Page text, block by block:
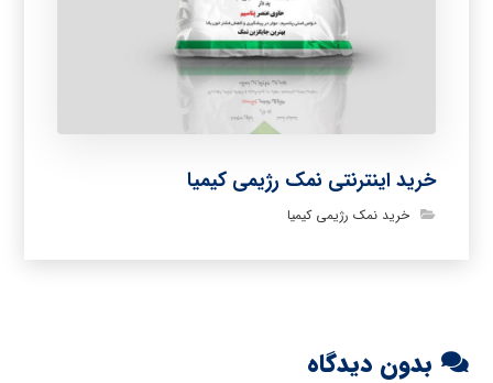
خرید اینترنتی نمک رژیمی کیمیا
خرید نمک رژیمی کیمیا
بدون دیدگاه